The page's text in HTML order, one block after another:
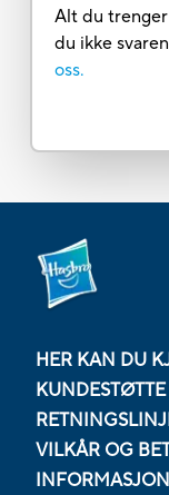
Alt du
du ikke
oss.
HER KAN DU
KUNDESTØTTE
VILKÅR OG